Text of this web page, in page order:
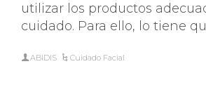
utilizar los productos
cuidado. Para ello, lo tiene
ABIDIS Cuidado Facial